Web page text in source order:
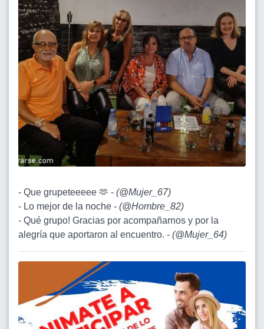
- Que grupeteeeee 🫶 - (@Mujer_67)
- Lo mejor de la noche - (@Hombre_82)
- Qué grupo! Gracias por acompañarnos y por la
alegría que aportaron al encuentro. - (@Mujer_64)